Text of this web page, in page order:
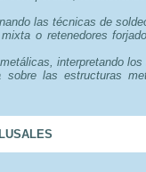
las técnicas de
o retenedores
interpretando
las estructuras